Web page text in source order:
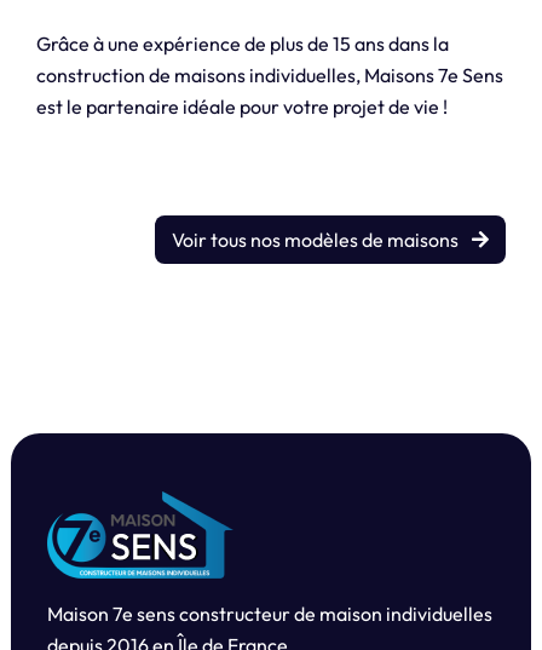
Grâce à une expérience de plus de 15 ans dans la
construction de maisons individuelles, Maisons 7e Sens
est le partenaire idéale pour votre projet de vie !
Voir tous nos modèles de maisons
Maison 7e sens constructeur de maison individuelles
depuis2016 en Île de France